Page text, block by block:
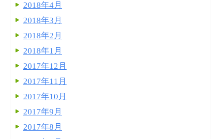
2018年4月
2018年3月
2018年2月
2018年1月
2017年12月
2017年11月
2017年10月
2017年9月
2017年8月